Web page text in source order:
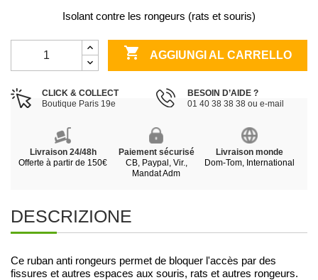
Isolant contre les rongeurs (rats et souris)
 AGGIUNGI AL CARRELLO
CLICK & COLLECT
Boutique Paris 19e
BESOIN D’AIDE ?
01 40 38 38 38 ou e-mail
Livraison 24/48h
Offerte à partir de 150€
Paiement sécurisé
CB, Paypal, Vir.,
Mandat Adm
Livraison monde
Dom-Tom, International
DESCRIZIONE
Ce ruban anti rongeurs permet de bloquer l'accès par des
fissures et autres espaces aux souris, rats et autres rongeurs.